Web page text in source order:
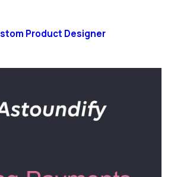
Product Designer